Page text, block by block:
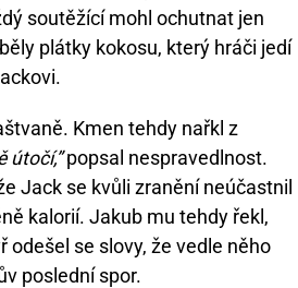
soutěžící mohl ochutnat jen
plátky kokosu, který hráči jedí
Kmen tehdy nařkl z
útočí,”popsal nespravedlnost.
Jack se kvůli zranění neúčastnil
kalorií. Jakub mu tehdy řekl,
odešel se slovy, že vedle něho
poslední spor.